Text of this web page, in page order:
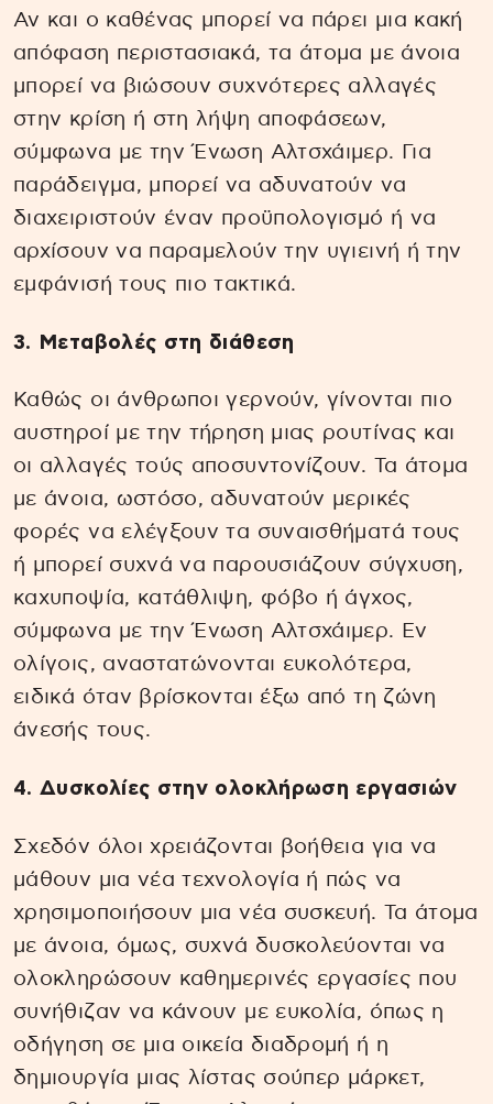
Αν και ο καθένας μπορεί να πάρει μια κακή
απόφαση περιστασιακά, τα άτομα με άνοια
μπορεί να βιώσουν συχνότερες αλλαγές
στην κρίση ή στη λήψη αποφάσεων,
σύμφωνα με την Ένωση Αλτσχάιμερ. Για
παράδειγμα, μπορεί να αδυνατούν να
διαχειριστούν έναν προϋπολογισμό ή να
αρχίσουν να παραμελούν την υγιεινή ή την
εμφάνισή τους πιο τακτικά.
3. Μεταβολές στη διάθεση
Καθώς οι άνθρωποι γερνούν, γίνονται πιο
αυστηροί με την τήρηση μιας ρουτίνας και
οι αλλαγές τούς αποσυντονίζουν. Τα άτομα
με άνοια, ωστόσο, αδυνατούν μερικές
φορές να ελέγξουν τα συναισθήματά τους
ή μπορεί συχνά να παρουσιάζουν σύγχυση,
καχυποψία, κατάθλιψη, φόβο ή άγχος,
σύμφωνα με την Ένωση Αλτσχάιμερ. Εν
ολίγοις, αναστατώνονται ευκολότερα,
ειδικά όταν βρίσκονται έξω από τη ζώνη
άνεσής τους.
4. Δυσκολίες στην ολοκλήρωση εργασιών
Σχεδόν όλοι χρειάζονται βοήθεια για να
μάθουν μια νέα τεχνολογία ή πώς να
χρησιμοποιήσουν μια νέα συσκευή. Τα άτομα
με άνοια, όμως, συχνά δυσκολεύονται να
ολοκληρώσουν καθημερινές εργασίες που
συνήθιζαν να κάνουν με ευκολία, όπως η
οδήγηση σε μια οικεία διαδρομή ή η
δημιουργία μιας λίστας σούπερ μάρκετ,